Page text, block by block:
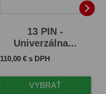
13 PIN -
Univerzálna...
Cena
110,00 € s DPH
VYBRAŤ
